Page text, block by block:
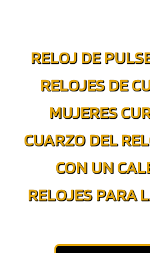
RELOJ DE
RELOJES DE
MUJERES
CUARZO DEL
CON UN
RELOJES PARA